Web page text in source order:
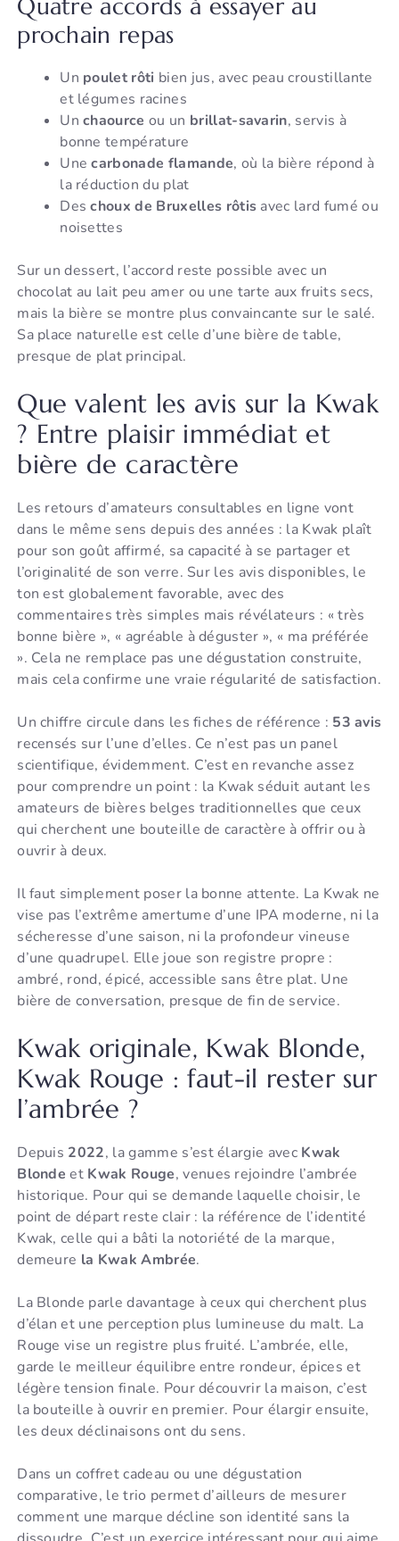
Quatre accords à essayer au
prochain repas
Un poulet rôti bien jus, avec peau croustillante
et légumes racines
Unchaource ou un brillat-savarin, servis à
bonne température
Unecarbonade flamande, où la bière répond à
la réduction du plat
Deschoux de Bruxelles rôtis avec lard fumé ou
noisettes
Sur un dessert, l’accord reste possible avec un
chocolat au lait peu amer ou une tarte aux fruits secs,
mais la bière se montre plus convaincante sur le salé.
Sa place naturelle est celle d’une bière de table,
presque de plat principal.
Que valent les avis sur la Kwak
? Entre plaisir immédiat et
bière de caractère
Les retours d’amateurs consultables en ligne vont
dans le même sens depuis des années : la Kwak plaît
pour son goût affirmé, sa capacité à se partager et
l’originalité de son verre. Sur les avis disponibles, le
ton est globalement favorable, avec des
commentaires très simples mais révélateurs : « très
bonne bière », « agréable à déguster », « ma préférée
». Cela ne remplace pas une dégustation construite,
mais cela confirme une vraie régularité de satisfaction.
Un chiffre circule dans les fiches de référence : 53 avis
recensés sur l’une d’elles. Ce n’est pas un panel
scientifique, évidemment. C’est en revanche assez
pour comprendre un point : la Kwak séduit autant les
amateurs de bières belges traditionnelles que ceux
qui cherchent une bouteille de caractère à offrir ou à
ouvrir à deux.
Il faut simplement poser la bonne attente. La Kwak ne
vise pas l’extrême amertume d’une IPA moderne, ni la
sécheresse d’une saison, ni la profondeur vineuse
d’une quadrupel. Elle joue son registre propre :
ambré, rond, épicé, accessible sans être plat. Une
bière de conversation, presque de fin de service.
Kwak originale, Kwak Blonde,
Kwak Rouge : faut-il rester sur
l’ambrée ?
Depuis 2022, la gamme s’est élargie avec Kwak
Blonde et Kwak Rouge, venues rejoindre l’ambrée
historique. Pour qui se demande laquelle choisir, le
point de départ reste clair : la référence de l’identité
Kwak, celle qui a bâti la notoriété de la marque,
demeure la Kwak Ambrée.
La Blonde parle davantage à ceux qui cherchent plus
d’élan et une perception plus lumineuse du malt. La
Rouge vise un registre plus fruité. L’ambrée, elle,
garde le meilleur équilibre entre rondeur, épices et
légère tension finale. Pour découvrir la maison, c’est
la bouteille à ouvrir en premier. Pour élargir ensuite,
les deux déclinaisons ont du sens.
Dans un coffret cadeau ou une dégustation
comparative, le trio permet d’ailleurs de mesurer
comment une marque décline son identité sans la